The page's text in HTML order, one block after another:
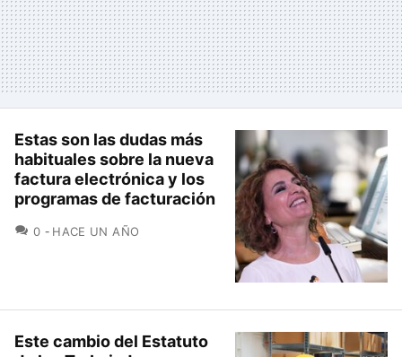
Estas son las dudas más
habituales sobre la nueva
factura electrónica y los
programas de facturación
0 COMENTARIOS
HACE UN AÑO
Este cambio del Estatuto